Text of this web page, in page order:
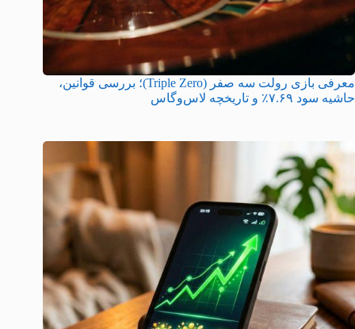
معرفی بازی رولت سه صفر (Triple Zero)؛ بررسی قوانین،
حاشیه سود ۷.۶۹٪ و تاریخچه لاس‌وگاس